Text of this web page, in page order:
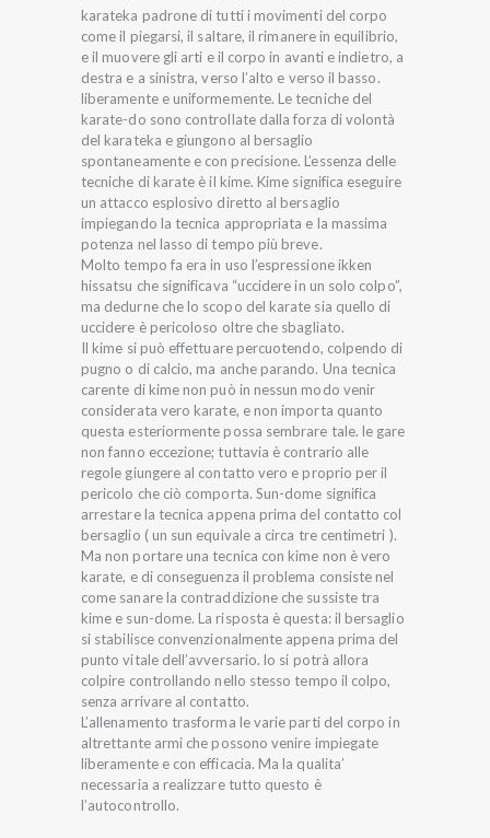
karateka padrone di tutti i movimenti del corpo
come il piegarsi, il saltare, il rimanere in equilibrio,
e il muovere gli arti e il corpo in avanti e indietro, a
destra e a sinistra, verso l’alto e verso il basso.
liberamente e uniformemente. Le tecniche del
karate-do sono controllate dalla forza di volontà
del karateka e giungono al bersaglio
spontaneamente e con precisione. L’essenza delle
tecniche di karate è il kime. Kime significa eseguire
un attacco esplosivo diretto al bersaglio
impiegando la tecnica appropriata e la massima
potenza nel lasso di tempo più breve.
Molto tempo fa era in uso l’espressione ikken
hissatsu che significava “uccidere in un solo colpo”,
ma dedurne che lo scopo del karate sia quello di
uccidere è pericoloso oltre che sbagliato.
Il kime si può effettuare percuotendo, colpendo di
pugno o di calcio, ma anche parando. Una tecnica
carente di kime non può in nessun modo venir
considerata vero karate, e non importa quanto
questa esteriormente possa sembrare tale. le gare
non fanno eccezione; tuttavia è contrario alle
regole giungere al contatto vero e proprio per il
pericolo che ciò comporta. Sun-dome significa
arrestare la tecnica appena prima del contatto col
bersaglio ( un sun equivale a circa tre centimetri ).
Ma non portare una tecnica con kime non è vero
karate, e di conseguenza il problema consiste nel
come sanare la contraddizione che sussiste tra
kime e sun-dome. La risposta è questa: il bersaglio
si stabilisce convenzionalmente appena prima del
punto vitale dell’avversario. lo si potrà allora
colpire controllando nello stesso tempo il colpo,
senza arrivare al contatto.
L’allenamento trasforma le varie parti del corpo in
altrettante armi che possono venire impiegate
liberamente e con efficacia. Ma la qualita’
necessaria a realizzare tutto questo è
l’autocontrollo.